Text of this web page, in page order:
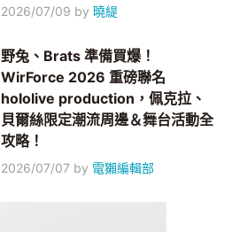
2026/07/09 by 曉緹
野兔、Brats 準備買爆！
WirForce 2026 重磅聯名
hololive production，佩克拉、
貝爾絲限定潮流周邊＆舞台活動全
攻略！
2026/07/07 by 電獺編輯部